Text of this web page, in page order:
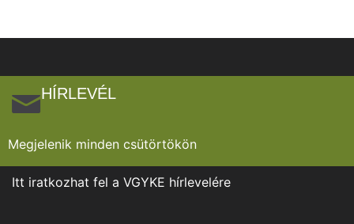
HÍRLEVÉL
Megjelenik minden csütörtökön
Itt iratkozhat fel a VGYKE hírlevelére